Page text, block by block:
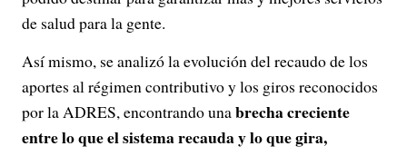
de salud para la gente.
Así mismo, se analizó la evolución del recaudo de los
aportes al régimen contributivo y los giros reconocidos
por la ADRES, encontrando unabrecha creciente
entre lo que el sistema recauda y lo que gira,